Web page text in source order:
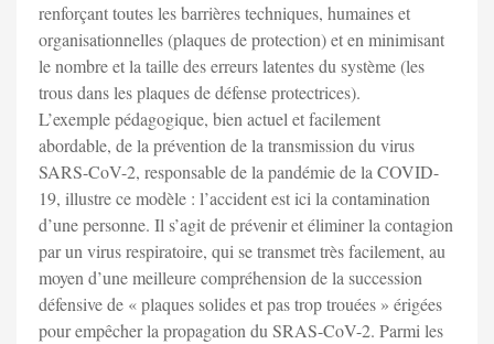
renforçant toutes les barrières techniques, humaines et
organisationnelles (plaques de protection) et en minimisant
le nombre et la taille des erreurs latentes du système (les
trous dans les plaques de défense protectrices).
L’exemple pédagogique, bien actuel et facilement
abordable, de la prévention de la transmission du virus
SARS-CoV-2, responsable de la pandémie de la COVID-
19, illustre ce modèle : l’accident est ici la contamination
d’une personne. Il s’agit de prévenir et éliminer la contagion
par un virus respiratoire, qui se transmet très facilement, au
moyen d’une meilleure compréhension de la succession
défensive de « plaques solides et pas trop trouées » érigées
pour empêcher la propagation du SRAS-CoV-2. Parmi les